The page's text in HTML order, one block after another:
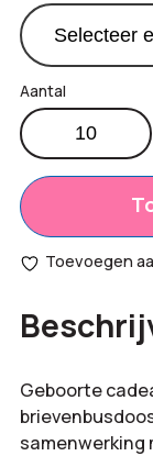
Productprijs:
Totaal
opties:
totaal:
Geboorte
cadeau
set
M
aantal
Toevoegen
Geboorte
samenwerking